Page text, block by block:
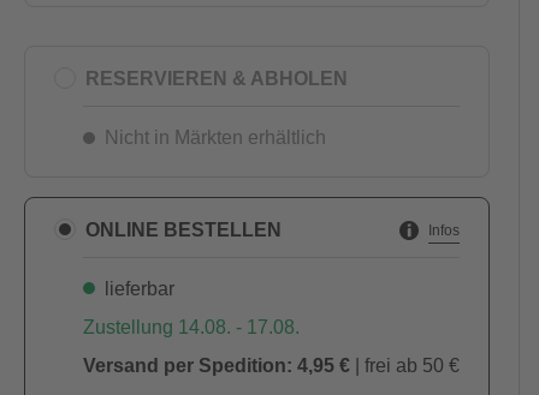
BxH: 15 x 15 cm
RESERVIEREN & ABHOLEN
Nicht in Märkten erhältlich
ONLINE BESTELLEN Infos
lieferbar
Zustellung 14.08. - 17.08.
Versand per Spedition: 4,95 €| frei ab 50 €